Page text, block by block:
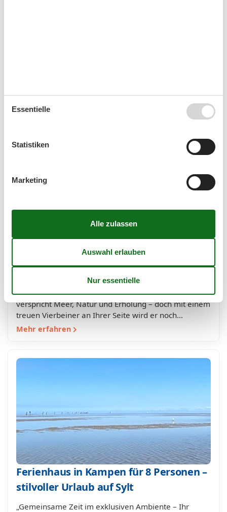
Mehr erfahren
Ferienhäuser auf Sylt in Kampen mit
Hund – exklusive Auszeit am Meer
„Urlaub in Kampen mit Hund – stilvolle Ferienhäuser
auf Sylt für Mensch und Tier“ Ein Urlaub auf Sylt
verspricht Meer, Natur und Erholung – doch mit einem
treuen Vierbeiner an Ihrer Seite wird er noch…
Mehr erfahren
Ferienhaus in Kampen für 8 Personen –
stilvoller Urlaub auf Sylt
„Gemeinsame Zeit im exklusiven Ambiente – Ihr
Essentielle
Statistiken
Marketing